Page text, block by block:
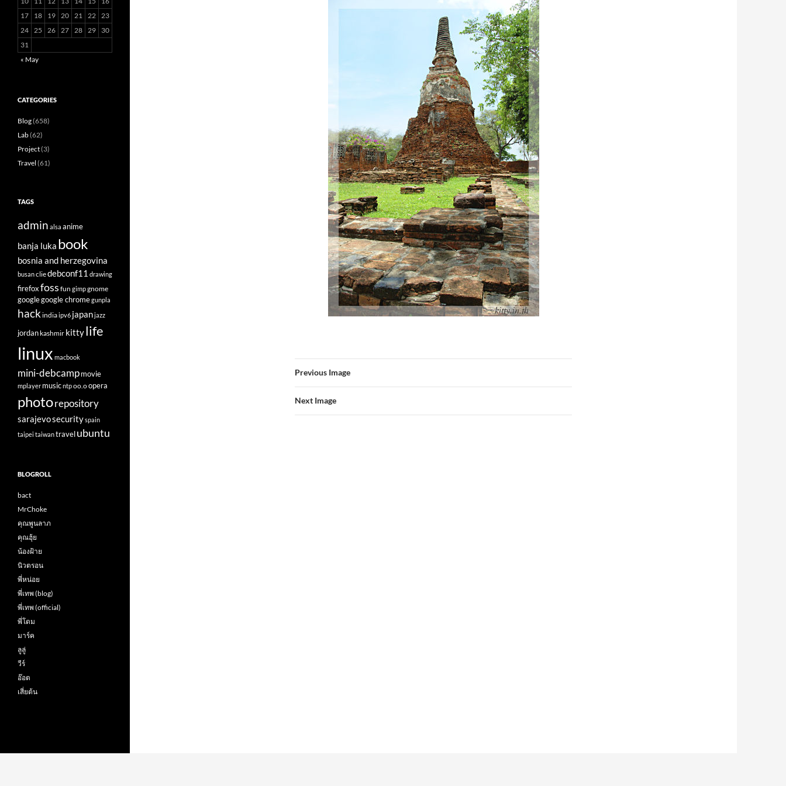
Previous Image
Next Image
17
18 19 20 21 22 23
24 25 26 27 28 29
30
31
« May
CATEGORIES
Blog(658)
Lab(62)
Project(3)
Travel (61)
TAGS
admin alsa anime
banja luka book
bosnia and herzegovina
busancliedebconf11 drawing
firefoxfoss fun gimpgnome
googlegoogle chromegunpla
hackindiaipv6 japanjazz
jordankashmir kittylife
linux macbook
mini-debcampmovie
mplayer musicntpoo.oopera
photorepository
sarajevosecurityspain
taipei taiwantravelubuntu
BLOGROLL
bact
MrChoke
คุณพูนลาภ
คุณฮุ้ย
น้องฝ้าย
นิวตรอน
พี่หน่อย
พี่เทพ (blog)
พี่เทพ (official)
พี่โดม
มาร์ค
ลูลู่
วีร์
อ๊อต
เสี่ยต้น